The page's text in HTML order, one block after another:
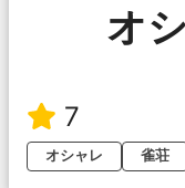
オ
7
オシャレ
雀荘